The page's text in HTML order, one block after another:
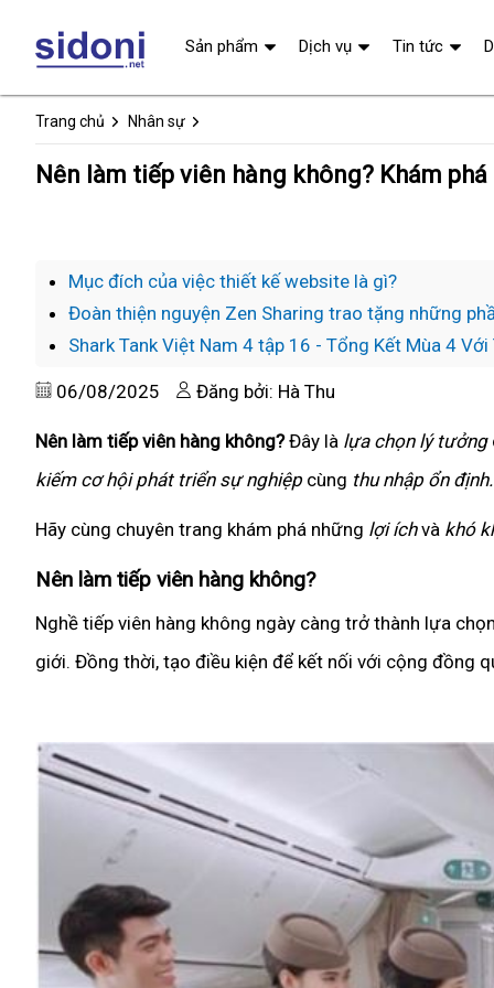
Trang chủ Nhân sự
Nên làm tiếp viên hàng không? Khám
Mục đích của việc thiết kế website là gì?
Đoàn thiện nguyện Zen Sharing trao tặng những
Shark Tank Việt Nam 4 tập 16 - Tổng Kết Mùa 4
06/08/2025 Đăng bởi: Hà Thu
Nên làm tiếp viên hàng không?Đây là lựa chọn lý tưởng
kiếm cơ hội phát triển sự nghiệp cùng thu nhập ổn định.
Hãy cùng chuyên trang khám phá những lợi íchvà khó
Nên làm tiếp viên hàng không?
Nghề tiếp viên hàng không ngày càng trở thành lựa
giới. Đồng thời, tạo điều kiện để kết nối với cộng đồng
Sản phẩm Dịch vụ Tin tức